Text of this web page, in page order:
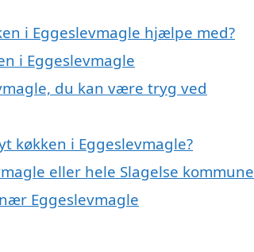
i Eggeslevmagle hjælpe med?
i Eggeslevmagle
du kan være tryg ved
køkken i Eggeslevmagle?
eller hele Slagelse kommune
Eggeslevmagle